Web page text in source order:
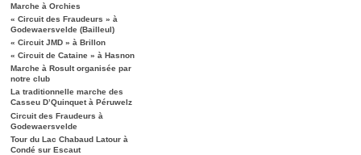
Marche à Orchies
« Circuit des Fraudeurs » à
Godewaersvelde (Bailleul)
« Circuit JMD » à Brillon
« Circuit de Cataine » à Hasnon
Marche à Rosult organisée par
notre club
La traditionnelle marche des
Casseu D’Quinquet à Péruwelz
Circuit des Fraudeurs à
Godewaersvelde
Tour du Lac Chabaud Latour à
Condé sur Escaut